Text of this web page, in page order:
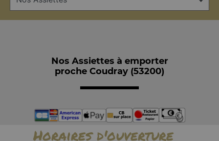
Nos Assiettes à emporter
proche Coudray (53200)
Horaires d'ouverture